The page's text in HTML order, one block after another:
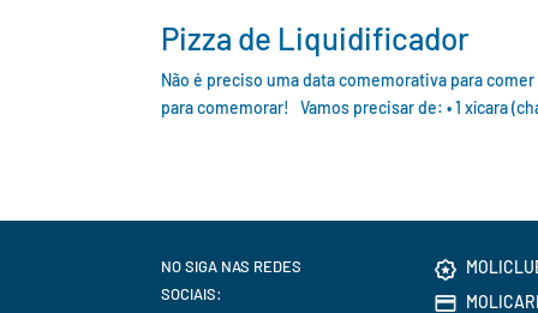
Pizza de Liquidificador
Não é preciso uma data comemorativa para
para comemorar! Vamos precisar de: • 1 xícara
NO SIGA NAS REDES
SOCIAIS: